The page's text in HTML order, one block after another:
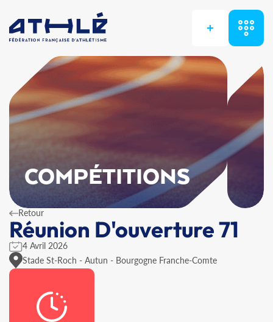
+
COMPÉTITIONS
Retour
Réunion D'ouverture 71
4 Avril 2026
Stade St-Roch - Autun - Bourgogne Franche-Comte